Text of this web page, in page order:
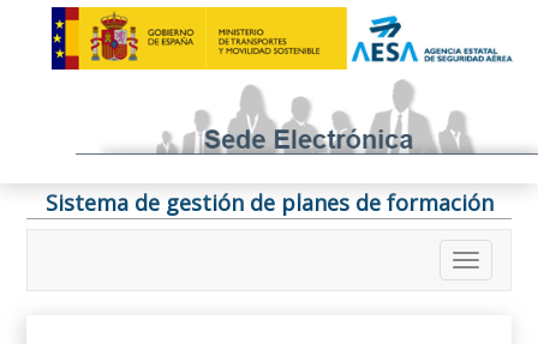
Sistema de gestión de planes de formación